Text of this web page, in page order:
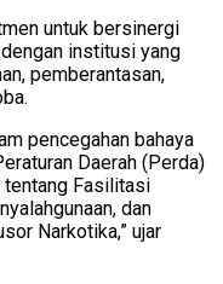
untuk bersinergi
institusi yang
pemberantasan,
pencegahan bahaya
Daerah (Perda)
tentang Fasilitasi
dan
Narkotika,” ujar